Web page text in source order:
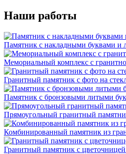
Наши работы
Памятник с накладными буквами и
Мемориальный комплекс с
Гранитный памятник с фото на
Памятник с бронзовыми литыми
Прямоугольный гранитный
Комбинированный памятник из
Гранитный памятник с